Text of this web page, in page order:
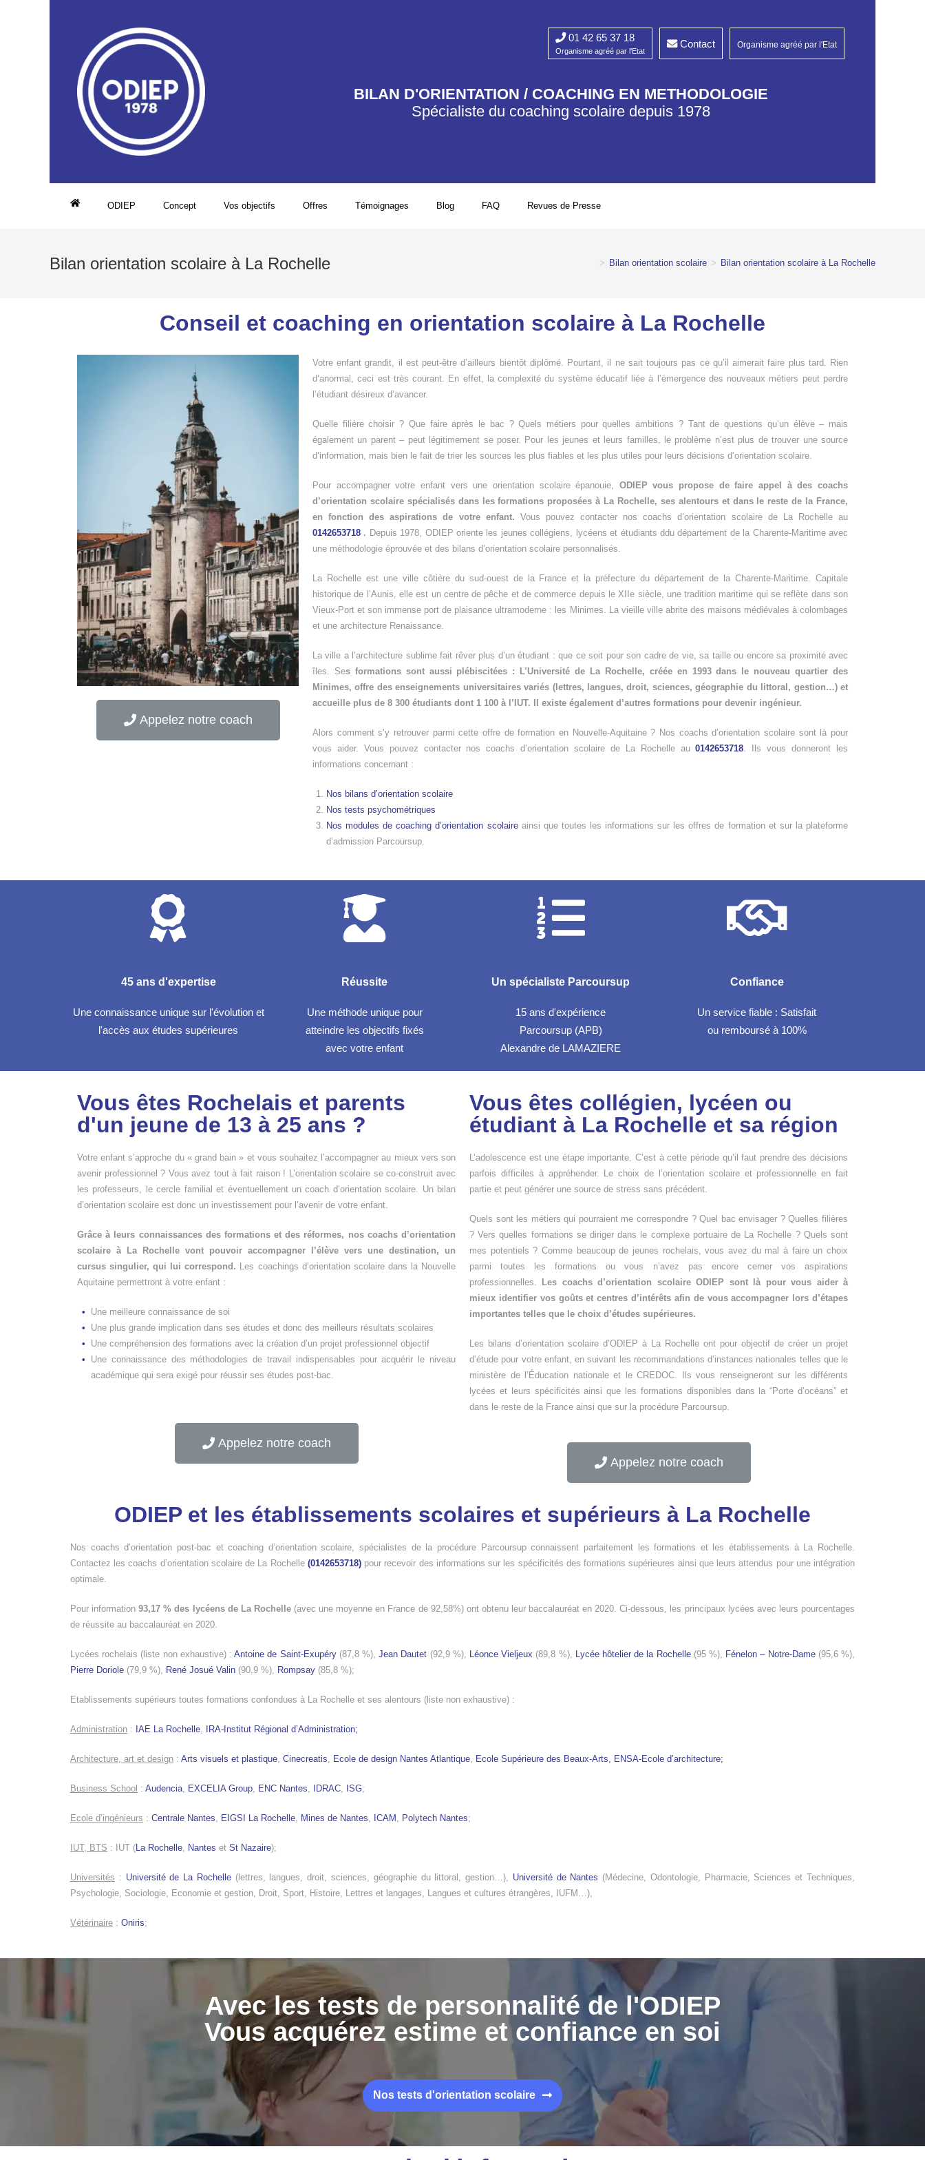
Organisme agréé par l'Etat
Contact
01 42 65 37 18
Organisme agréé par l'Etat
BILAN D'ORIENTATION / COACHING EN METHODOLOGIE
Spécialiste du coaching scolaire depuis 1978​
ODIEP Concept Vos objectifs Offres Témoignages Blog FAQ Revues de Presse
Bilan orientation scolaire à La Rochelle > Bilan orientation scolaire > Bilan orientation scolaire à La Rochelle
Conseil et coaching en orientation scolaire à La Rochelle
Appelez notre coach
Votre enfant grandit, il est peut-être d’ailleurs bientôt diplômé. Pourtant, il ne sait toujours pas ce qu’il aimerait faire plus tard. Rien
d’anormal, ceci est très courant. En effet, la complexité du système éducatif liée à l’émergence des nouveaux métiers peut perdre
l’étudiant désireux d’avancer.
Quelle filière choisir ? Que faire après le bac ? Quels métiers pour quelles ambitions ? Tant de questions qu’un élève – mais
également un parent – peut légitimement se poser. Pour les jeunes et leurs familles, le problème n’est plus de trouver une source
d’information, mais bien le fait de trier les sources les plus fiables et les plus utiles pour leurs décisions d’orientation scolaire.
Pour accompagner votre enfant vers une orientation scolaire épanouie, ODIEP vous propose de faire appel à des coachs
d’orientation scolaire spécialisés dans les formations proposées à La Rochelle, ses alentours et dans le reste de la France,
en fonction des aspirations de votre enfant. Vous pouvez contacter nos coachs d’orientation scolaire de La Rochelle au
0142653718 . Depuis 1978, ODIEP oriente les jeunes collégiens, lycéens et étudiants ddu département de la Charente-Maritime avec
une méthodologie éprouvée et des bilans d’orientation scolaire personnalisés.
La Rochelle est une ville côtière du sud-ouest de la France et la préfecture du département de la Charente-Maritime. Capitale
historique de l’Aunis, elle est un centre de pêche et de commerce depuis le XIIe siècle, une tradition maritime qui se reflète dans son
Vieux-Port et son immense port de plaisance ultramoderne : les Minimes. La vieille ville abrite des maisons médiévales à colombages
et une architecture Renaissance.
La ville a l’architecture sublime fait rêver plus d’un étudiant : que ce soit pour son cadre de vie, sa taille ou encore sa proximité avec
îles. Ses formations sont aussi plébiscitées : L’Université de La Rochelle, créée en 1993 dans le nouveau quartier des
Minimes, offre des enseignements universitaires variés (lettres, langues, droit, sciences, géographie du littoral, gestion…) et
accueille plus de 8 300 étudiants dont 1 100 à l’IUT. Il existe également d’autres formations pour devenir ingénieur.
Alors comment s’y retrouver parmi cette offre de formation en Nouvelle-Aquitaine ? Nos coachs d’orientation scolaire sont là pour
vous aider. Vous pouvez contacter nos coachs d’orientation scolaire de La Rochelle au 0142653718 . Ils vous donneront les
informations concernant :
Nos bilans d’orientation scolaire
Nos tests psychométriques
Nos modules de coaching d’orientation scolaireainsi que toutes les informations sur les offres de formation et sur la plateforme
d’admission Parcoursup.
45 ans d'expertise
Une connaissance unique sur l'évolution et
l'accès aux études supérieures
Réussite
Une méthode unique pour
atteindre les objectifs fixés
avec votre enfant
Un spécialiste Parcoursup
15 ans d'expérience
Parcoursup (APB)
Alexandre de LAMAZIERE
Confiance
Un service fiable : Satisfait
ou remboursé à 100%
Vous êtes Rochelais et parents
d'un jeune de 13 à 25 ans ?
Votre enfant s’approche du « grand bain » et vous souhaitez l’accompagner au mieux vers son
avenir professionnel ? Vous avez tout à fait raison ! L’orientation scolaire se co-construit avec
les professeurs, le cercle familial et éventuellement un coach d’orientation scolaire. Un bilan
d’orientation scolaire est donc un investissement pour l’avenir de votre enfant.
Grâce à leurs connaissances des formations et des réformes, nos coachs d’orientation
scolaire à La Rochelle vont pouvoir accompagner l’élève vers une destination, un
cursus singulier, qui lui correspond. Les coachings d’orientation scolaire dans la Nouvelle
Aquitaine permettront à votre enfant :
Une meilleure connaissance de soi
Une plus grande implication dans ses études et donc des meilleurs résultats scolaires
Une compréhension des formations avec la création d’un projet professionnel objectif
Une connaissance des méthodologies de travail indispensables pour acquérir le niveau
académique qui sera exigé pour réussir ses études post-bac.
Appelez notre coach
Vous êtes collégien, lycéen ou
étudiant à La Rochelle et sa région
L’adolescence est une étape importante. C’est à cette période qu’il faut prendre des décisions
parfois difficiles à appréhender. Le choix de l’orientation scolaire et professionnelle en fait
partie et peut générer une source de stress sans précédent.
Quels sont les métiers qui pourraient me correspondre ? Quel bac envisager ? Quelles filières
? Vers quelles formations se diriger dans le complexe portuaire de La Rochelle ? Quels sont
mes potentiels ? Comme beaucoup de jeunes rochelais, vous avez du mal à faire un choix
parmi toutes les formations ou vous n’avez pas encore cerner vos aspirations
professionnelles. Les coachs d’orientation scolaire ODIEP sont là pour vous aider à
mieux identifier vos goûts et centres d’intérêts afin de vous accompagner lors d’étapes
importantes telles que le choix d’études supérieures.
Les bilans d’orientation scolaire d’ODIEP à La Rochelle ont pour objectif de créer un projet
d’étude pour votre enfant, en suivant les recommandations d’instances nationales telles que le
ministère de l’Éducation nationale et le CREDOC. Ils vous renseigneront sur les différents
lycées et leurs spécificités ainsi que les formations disponibles dans la “Porte d’océans” et
dans le reste de la France ainsi que sur la procédure Parcoursup.
Appelez notre coach
ODIEP et les établissements scolaires et supérieurs à La Rochelle
Nos coachs d’orientation post-bac et coaching d’orientation scolaire, spécialistes de la procédure Parcoursup connaissent parfaitement les formations et les établissements à La Rochelle.
Contactez les coachs d’orientation scolaire de La Rochelle (0142653718) pour recevoir des informations sur les spécificités des formations supérieures ainsi que leurs attendus pour une intégration
optimale.
Pour information93,17 % des lycéens de La Rochelle (avec une moyenne en France de 92,58%) ont obtenu leur baccalauréat en 2020. Ci-dessous, les principaux lycées avec leurs pourcentages
de réussite au baccalauréat en 2020.
Lycées rochelais (liste non exhaustive) : Antoine de Saint-Exupéry(87,8 %), Jean Dautet (92,9 %), Léonce Vieljeux (89,8 %), Lycée hôtelier de la Rochelle(95 %), Fénelon – Notre-Dame(95,6 %),
Pierre Doriole (79,9 %), René Josué Valin (90,9 %), Rompsay (85,8 %);
Etablissements supérieurs toutes formations confondues à La Rochelle et ses alentours (liste non exhaustive) :
Administration : IAE La Rochelle IRA-Institut Régional d’Administration;
Architecture, art et design : Arts visuels et plastique Cinecreatis Ecole de design Nantes Atlantique Ecole Supérieure des Beaux-Arts, ENSA-Ecole d’architecture;
Business School : Audencia EXCELIA Group ENC Nantes IDRAC ISG;
Ecole d’ingénieurs : Centrale Nantes EIGSI La Rochelle Mines de Nantes ICAM Polytech Nantes;
IUT, BTS : IUT (La Rochelle Nantes et St Nazaire);
Universités : Université de La Rochelle(lettres, langues, droit, sciences, géographie du littoral, gestion…), Université de Nantes (Médecine, Odontologie, Pharmacie, Sciences et Techniques,
Psychologie, Sociologie, Economie et gestion, Droit, Sport, Histoire, Lettres et langages, Langues et cultures étrangères, IUFM…),
Vétérinaire : Oniris;
Avec les tests de personnalité de l'ODIEP
Vous acquérez estime et confiance en soi
Nos tests d'orientation scolaire